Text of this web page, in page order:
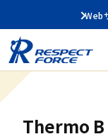
Web
Thermo B